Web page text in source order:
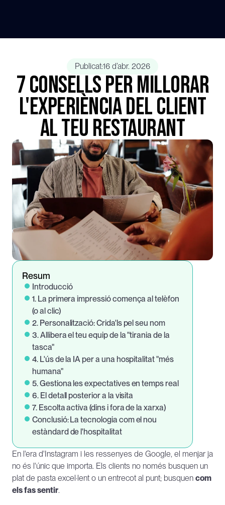
Publicat:16 d’abr. 2026
7 Consells per millorar
l'experiència del client
al teu restaurant
Resum
Introducció
1. La primera impressió comença al telèfon
(o al clic)
2. Personalització: Crida'ls pel seu nom
3. Allibera el teu equip de la "tirania de la
tasca"
4. L'ús de la IA per a una hospitalitat "més
humana"
5. Gestiona les expectatives en temps real
6. El detall posterior a la visita
7. Escolta activa (dins i fora de la xarxa)
Conclusió: La tecnologia com el nou
estàndard de l'hospitalitat
En l'era d'Instagram i les ressenyes de Google, el menjar ja
no és l'únic que importa. Els clients no només busquen un
plat de pasta excel·lent o un entrecot al punt; busquen com
els fas sentir.